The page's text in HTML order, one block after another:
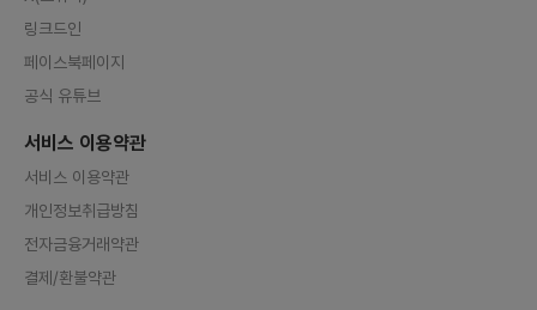
링크드인
페이스북페이지
공식 유튜브
서비스 이용약관
서비스 이용약관
개인정보취급방침
전자금융거래약관
결제/환불약관